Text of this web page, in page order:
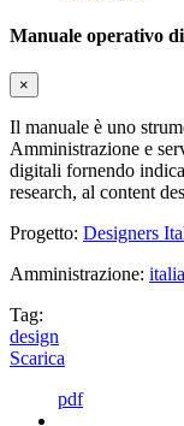
Manuale operativo
×
Il manuale è uno
Amministrazione e
digitali fornendo
research, al content
Progetto: Designers
Amministrazione: italia
Tag:
design
Scarica
pdf